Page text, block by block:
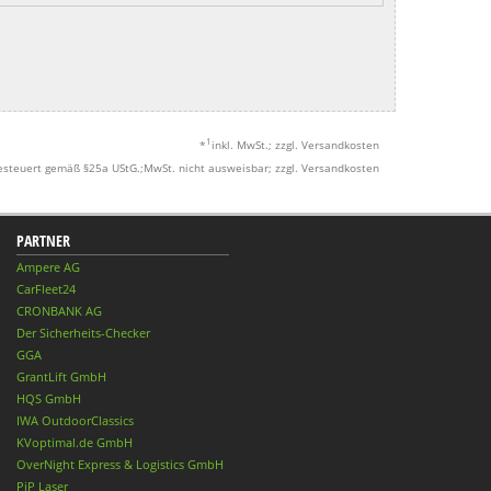
* 1 inkl. MwSt.; zzgl. Versandkosten
gemäß §25a UStG.;MwSt. nicht ausweisbar; zzgl. Versandkosten
PARTNER
Ampere AG
CarFleet24
CRONBANK AG
Der Sicherheits-Checker
GGA
GrantLift GmbH
HQS GmbH
IWA OutdoorClassics
KVoptimal.de GmbH
OverNight Express & Logistics GmbH
PiP Laser